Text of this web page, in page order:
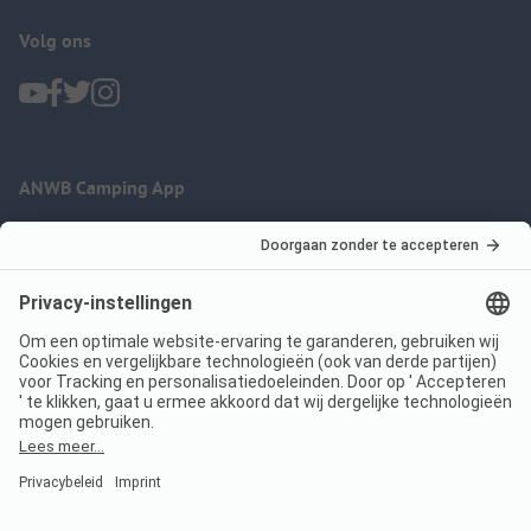
Volg ons
ANWB Camping App
Imprint
Jouw privacy
Voorwaarden
Wet digitale diensten